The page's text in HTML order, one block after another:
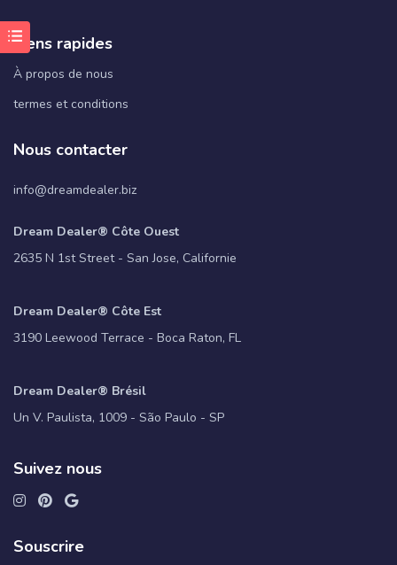
Liens rapides
À propos de nous
termes et conditions
Nous contacter
info@dreamdealer.biz
Dream Dealer® Côte Ouest
2635 N 1st Street - San Jose, Californie
Dream Dealer® Côte Est
3190 Leewood Terrace - Boca Raton, FL
Dream Dealer® Brésil
Un V. Paulista, 1009 - São Paulo - SP
Suivez nous
Souscrire